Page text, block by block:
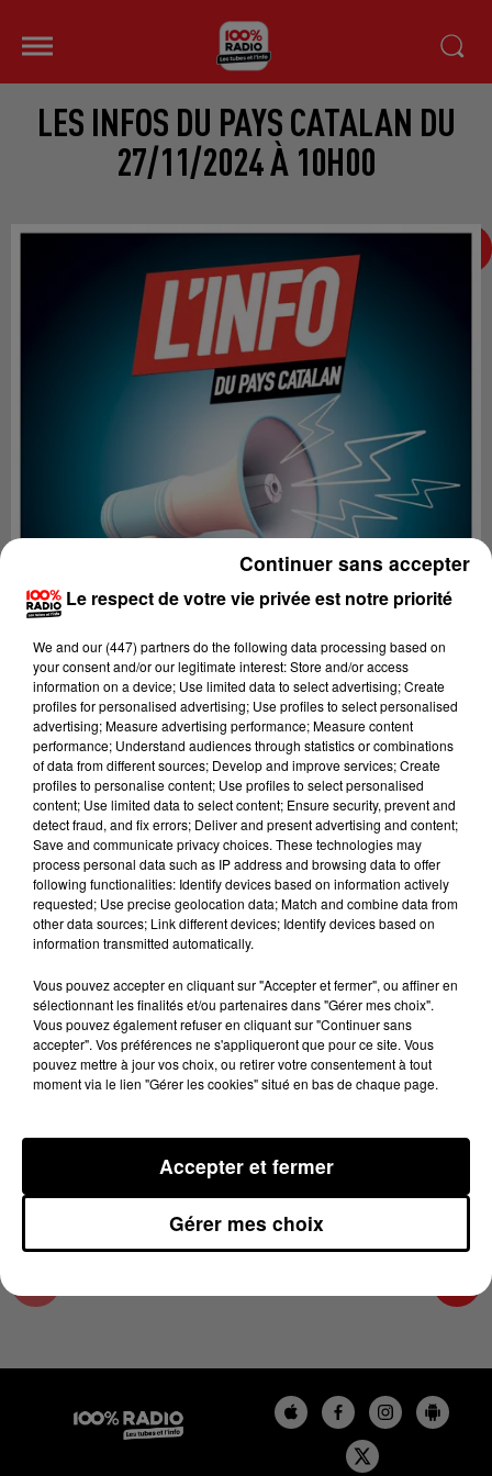
LES INFOS DU PAYS CATALAN DU
27/11/2024 À 10H00
Lecture (2 min 22 sec)
100%
100% Radio les infos du Pays Catalan
27 novembre 2024 - 2 min 22 sec
LES INFOS DU PAYS CATALAN DU 27/11/2024
À 10H00
Podcasts infos du Pays Catalan
Le respect de votre vie privée est notre priorité
We and our (447) partnersdo the following data processing based on
your consent and/or our legitimate interest: Store and/or access
information on a device; Use limited data to select advertising; Create
profiles for personalised advertising; Use profiles to select personalised
advertising; Measure advertising performance; Measure content
performance; Understand audiences through statistics or combinations
of data from different sources; Develop and improve services; Create
profiles to personalise content; Use profiles to select personalised
content; Use limited data to select content; Ensure security, prevent and
detect fraud, and fix errors; Deliver and present advertising and content;
Save and communicate privacy choices. These technologies may
process personal data such as IP address and browsing data to offer
following functionalities: Identify devices based on information actively
requested; Use precise geolocation data; Match and combine data from
other data sources; Link different devices; Identify devices based on
information transmitted automatically.
Vous pouvez accepter en cliquant sur "Accepter et fermer", ou affiner en
sélectionnant les finalités et/ou partenaires dans "Gérer mes choix".
Vous pouvez également refuser en cliquant sur "Continuer sans
accepter". Vos préférences ne s'appliqueront que pour ce site. Vous
pouvez mettre à jour vos choix, ou retirer votre consentement à tout
moment via le lien "Gérer les cookies" situé en bas de chaque page.
Gérer mes choix
Accepter et fermer
Continuer sans accepter